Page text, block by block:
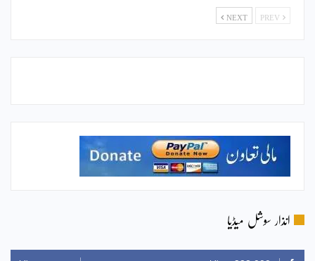
NEXT
انذار سوشل میڈیا